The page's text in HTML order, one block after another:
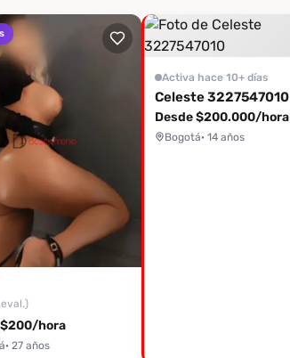
$200/hora
· 27 años
Activa hace 10+ días
Celeste 3227547010
Desde $200.000/hora
Bogotá· 14 años